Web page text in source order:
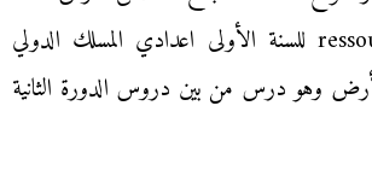
ressources hydriques للسنة الأولى اعدادي المسلك الدولي
وهو درس من بين دروس الدورة الثانية